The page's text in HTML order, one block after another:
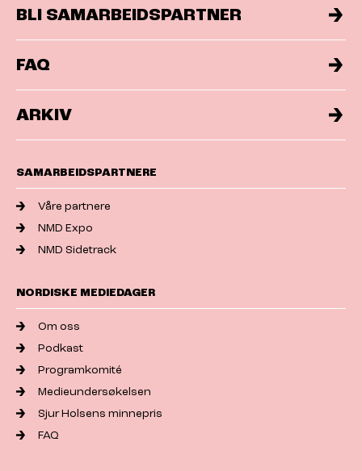
BLI SAMARBEIDSPARTNER
FAQ
ARKIV
SAMARBEIDSPARTNERE
Våre partnere
NMD Expo
NMD Sidetrack
NORDISKE MEDIEDAGER
Om oss
Podkast
Programkomité
Medieundersøkelsen
Sjur Holsens minnepris
FAQ